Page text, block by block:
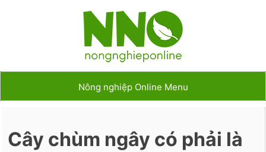
Nông nghiệp Online Menu
Cây chùm ngây có phải là